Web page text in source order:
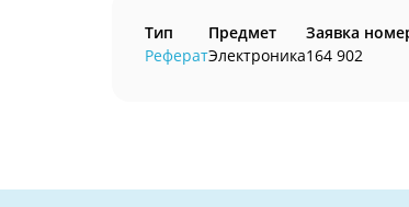
Тип
Реферат
Предмет
Электроника
Заявка
164 902